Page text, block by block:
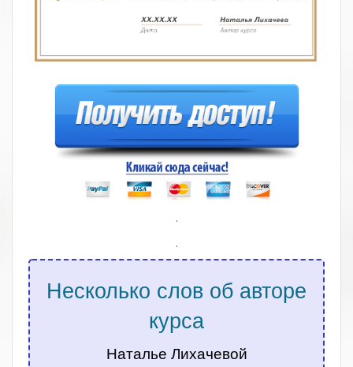
.
.
Несколько слов об авторе
курса
Наталье Лихачевой